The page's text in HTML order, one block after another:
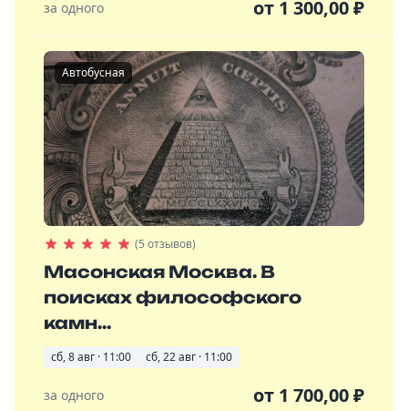
за одного от 1 300,00₽
Автобусная
(5 отзывов)
Масонская Москва. В
поисках философского
камн...
сб, 8 авг · 11:00 сб, 22 авг · 11:00
за одного от 1 700,00₽